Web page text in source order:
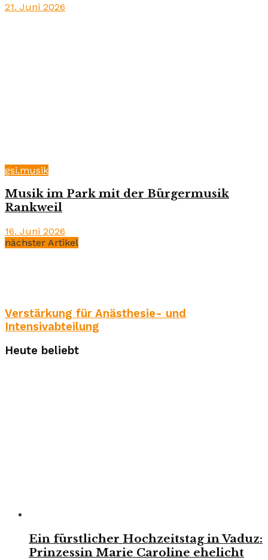
21. Juni 2026
gsi.musik
Musik im Park mit der Bürgermusik
Rankweil
16. Juni 2026
nächster Artikel
Verstärkung für Anästhesie- und
Intensivabteilung
Heute beliebt
Ein fürstlicher Hochzeitstag in Vaduz:
Prinzessin Marie Caroline ehelicht